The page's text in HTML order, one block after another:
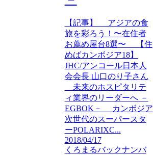
【記事】 アジアの食
旅を彩ろう！〜在住者
お薦め屋台8選〜 【住
めばカンボジア18】
JHC/アンコール日本人
会会長 山口のり子さん
未来のホスピタリテ
ィ業界のリーダーへ －
EGBOK－ カンボジア
次世代のスーパースタ
ーPOLARIXC...
2018/04/17
くろまるバックナンバ